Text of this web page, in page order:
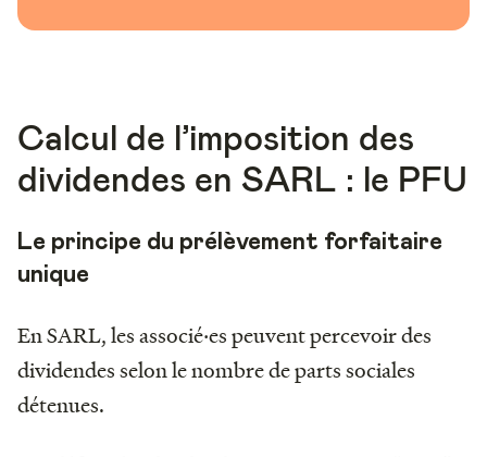
Calcul de l’imposition des
dividendes en SARL : le PFU
Le principe du prélèvement forfaitaire
unique
En SARL, les associé‧es peuvent percevoir des
dividendes selon le nombre de parts sociales
détenues.